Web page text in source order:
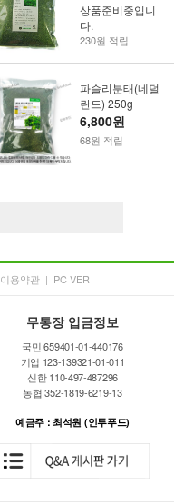
상품준비중입니
다.
230원 적립
파슬리분태(네덜
란드) 250g
6,800원
68원 적립
이용약관 | PC VER
무통장 입금정보
국민 659401-01-440176
기업 123-139321-01-011
신한 110-497-487296
농협 352-1819-6219-13
예금주 : 최석원 (인투푸드)